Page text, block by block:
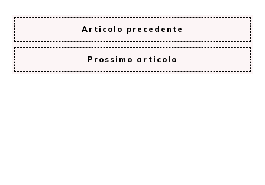
Articolo precedente
Prossimo articolo